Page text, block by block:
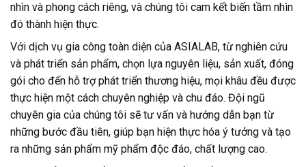
nhìn và phong cách riêng, và chúng tôi cam kết biến tầm nhìn
đó thành hiện thực.
Với dịch vụ gia công toàn diện của ASIALAB, từ nghiên cứu
và phát triển sản phẩm, chọn lựa nguyên liệu, sản xuất, đóng
gói cho đến hỗ trợ phát triển thương hiệu, mọi khâu đều được
thực hiện một cách chuyên nghiệp và chu đáo. Đội ngũ
chuyên gia của chúng tôi sẽ tư vấn và hướng dẫn bạn từ
những bước đầu tiên, giúp bạn hiện thực hóa ý tưởng và tạo
ra những sản phẩm mỹ phẩm độc đáo, chất lượng cao.